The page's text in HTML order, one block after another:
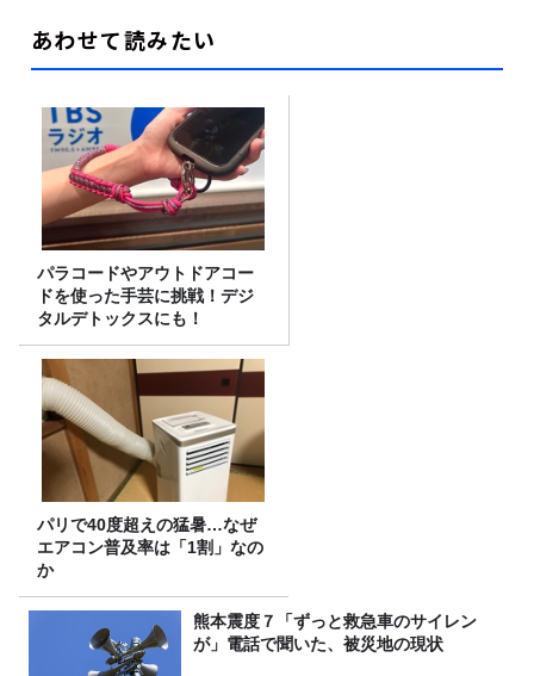
あわせて読みたい
パラコードやアウトドアコー
ドを使った手芸に挑戦！デジ
タルデトックスにも！
パリで40度超えの猛暑…なぜ
エアコン普及率は「1割」なの
か
熊本震度７「ずっと救急車のサイレン
が」電話で聞いた、被災地の現状